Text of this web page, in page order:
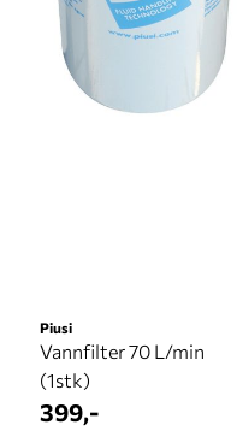
Piusi
Vannfilter 70 L/min
(1stk)
399,-